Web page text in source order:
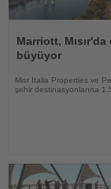
Oku
Marriott,
büyüyor
Misr Italia Properties ve
şehir destinasyonlarına